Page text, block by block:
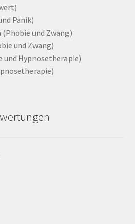
Panik)
und Zwang)
und Zwang)
und Hypnosetherapie)